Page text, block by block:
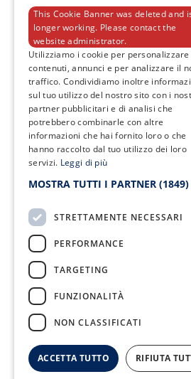
Telefono:
0823/322550
Fax:
Email:
smacampaniaspa@pec.it –
b
T
w
i
t
e
r
I
n
s
a
g
r
a
m
Y
o
u
u
b
e
This Cookie Banner was deleted and
longer working. Please contact the
website administrator.
Utilizziamo i cookie per personalizzare
contenuti, annunci e per analizzare il
traffico. Condividiamo inoltre
sul tuo utilizzo del nostro sito con i
partner pubblicitari e di analisi che
potrebbero combinarle con altre
informazioni che hai fornito loro o che
hanno raccolto dal tuo utilizzo dei loro
servizi. Leggi di più
MOSTRA TUTTI I PARTNER
STRETTAMENTE NECESSARI
PERFORMANCE
TARGETING
FUNZIONALITÀ
NON CLASSIFICATI
ACCETTA TUTTO RIFIUTA